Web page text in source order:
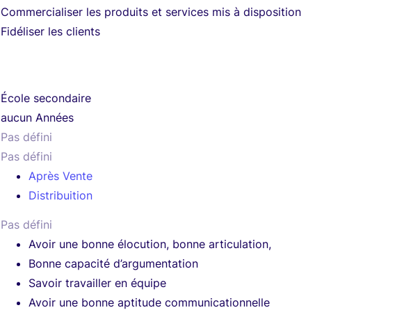
Commercialiser les produits et services mis à disposition
Fidéliser les clients
École secondaire
aucun Années
Pas défini
Pas défini
Après Vente
Distribuition
Pas défini
Avoir une bonne élocution, bonne articulation,
Bonne capacité d’argumentation
Savoir travailler en équipe
Avoir une bonne aptitude communicationnelle